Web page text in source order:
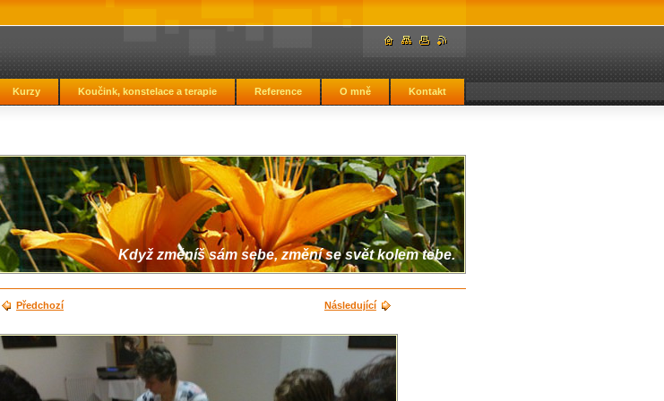
Kurzy Koučink, konstelace a terapie Reference O mně Kontakt
Když změníš sám sebe, změní se svět kolem tebe.
Předchozí Následující